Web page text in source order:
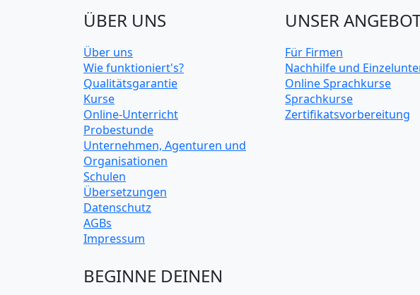
ÜBER UNS
Über uns
Wie funktioniert's?
Qualitätsgarantie
Kurse
Online-Unterricht
Probestunde
Unternehmen, Agenturen und
Organisationen
Schulen
Übersetzungen
Datenschutz
AGBs
Impressum
BEGINNE DEINEN
UNSER
Für Firmen
Nachhilfe und
Online Sprachkurse
Sprachkurse
Zertifikatsvorbereitung